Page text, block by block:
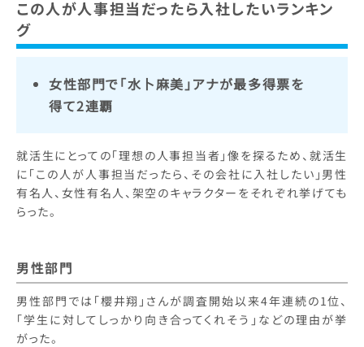
この人が人事担当だったら入社したいランキン
グ
女性部門で「水卜麻美」アナが最多得票を
得て2連覇
就活生にとっての「理想の人事担当者」像を探るため、就活生
に「この人が人事担当だったら、その会社に入社したい」男性
有名人、女性有名人、架空のキャラクターをそれぞれ挙げても
らった。
男性部門
男性部門では「櫻井翔」さんが調査開始以来4年連続の1位、
「学生に対してしっかり向き合ってくれそう」などの理由が挙
がった。